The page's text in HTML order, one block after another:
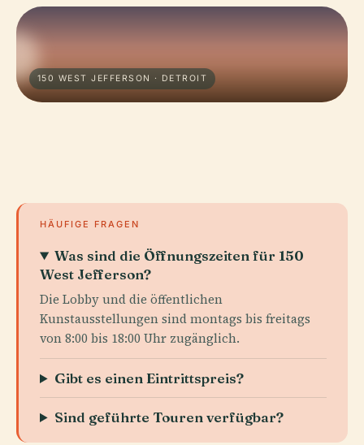
150 WEST JEFFERSON · DETROIT
HÄUFIGE FRAGEN
Was sind die Öffnungszeiten für 150
West Jefferson?
Die Lobby und die öffentlichen
Kunstausstellungen sind montags bis freitags
von 8:00 bis 18:00 Uhr zugänglich.
Gibt es einen Eintrittspreis?
Sind geführte Touren verfügbar?